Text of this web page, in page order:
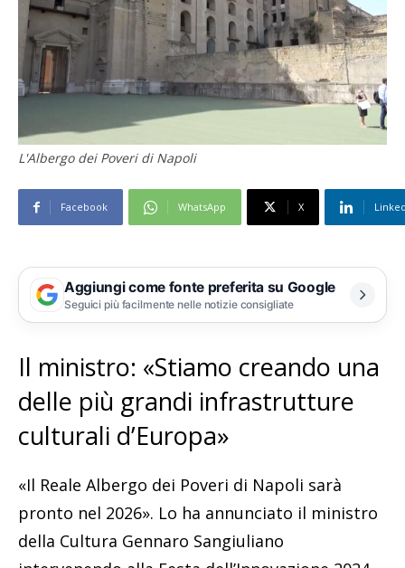
L'Albergo dei Poveri di Napoli
Facebook WhatsApp X
Aggiungi come fonte preferita su Google
Seguici più facilmente nelle notizie consigliate
Il ministro: «Stiamo creando una
delle più grandi infrastrutture
culturali d’Europa»
«Il Reale Albergo dei Poveri di Napoli sarà
pronto nel 2026». Lo ha annunciato il ministro
della Cultura Gennaro Sangiuliano